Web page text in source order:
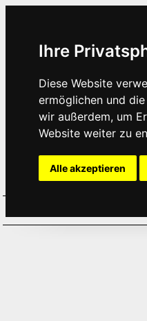
Ihre
Diese Website
ermöglichen und
wir außerdem, um
Website weiter zu
Alle akzeptieren